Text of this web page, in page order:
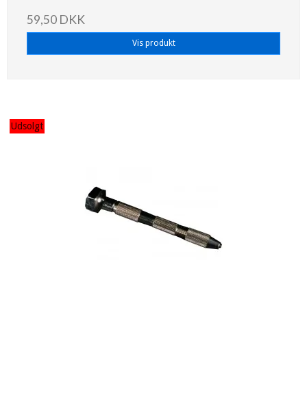
59,50 DKK
Vis produkt
Udsolgt